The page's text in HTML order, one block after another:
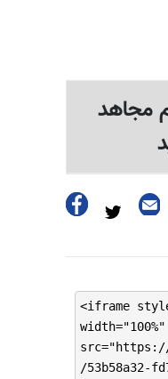
مجاهد
<iframe
/53b58a32-